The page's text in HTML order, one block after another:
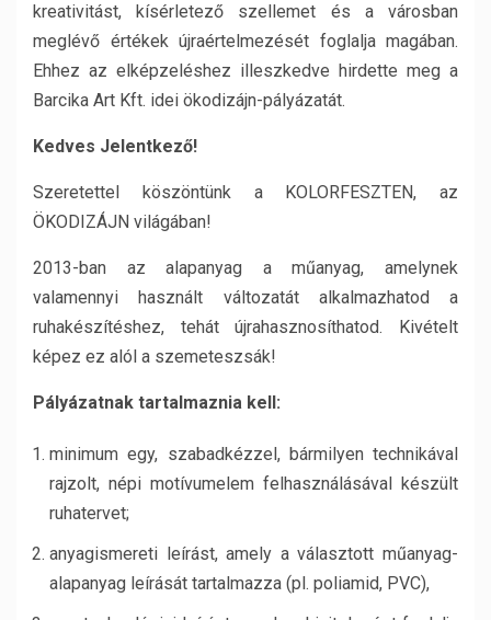
kreativitást, kísérletező szellemet és a városban
meglévő értékek újraértelmezését foglalja magában.
Ehhez az elképzeléshez illeszkedve hirdette meg a
Barcika Art Kft. idei ökodizájn-pályázatát.
Kedves Jelentkező!
Szeretettel köszöntünk a KOLORFESZTEN, az
ÖKODIZÁJN világában!
2013-ban az alapanyag a műanyag, amelynek
valamennyi használt változatát alkalmazhatod a
ruhakészítéshez, tehát újrahasznosíthatod. Kivételt
képez ez alól a szemeteszsák!
Pályázatnak tartalmaznia kell:
minimum egy, szabadkézzel, bármilyen technikával
rajzolt, népi motívumelem felhasználásával készült
ruhatervet;
anyagismereti leírást, amely a választott műanyag-
alapanyag leírását tartalmazza (pl. poliamid, PVC),